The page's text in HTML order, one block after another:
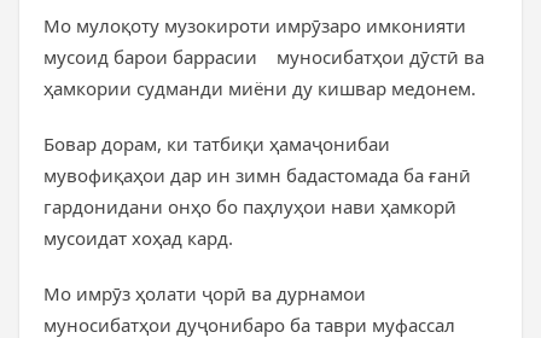
Мо мулоқоту музокироти имрӯзаро имконияти
мусоид барои баррасии муносибатҳои дӯстӣ ва
ҳамкории судманди миёни ду кишвар медонем.
Бовар дорам, ки татбиқи ҳамаҷонибаи
мувофиқаҳои дар ин зимн бадастомада ба ғанӣ
гардонидани онҳо бо паҳлуҳои нави ҳамкорӣ
мусоидат хоҳад кард.
Мо имрӯз ҳолати ҷорӣ ва дурнамои
муносибатҳои дуҷонибаро ба таври муфассал